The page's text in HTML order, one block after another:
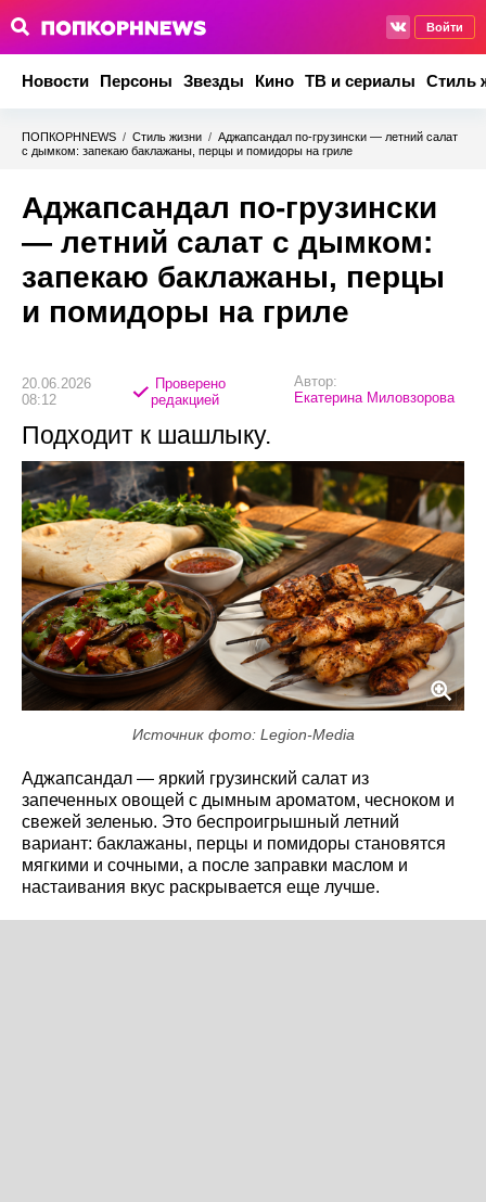
Войти
Новости Персоны Звезды Кино ТВ и сериалы Стиль
ПОПКОРНNEWS / Стиль жизни / Аджапсандал по-грузински — летний салат
с дымком: запекаю баклажаны, перцы и помидоры на гриле
Аджапсандал по-грузински
— летний салат с дымком:
запекаю баклажаны, перцы
и помидоры на гриле
20.06.2026
08:12
Проверено
редакцией
Автор:
Екатерина Миловзорова
Подходит к шашлыку.
Источник фото: Legion-Media
Аджапсандал — яркий грузинский салат из
запеченных овощей с дымным ароматом, чесноком и
свежей зеленью. Это беспроигрышный летний
вариант: баклажаны, перцы и помидоры становятся
мягкими и сочными, а после заправки маслом и
настаивания вкус раскрывается еще лучше.